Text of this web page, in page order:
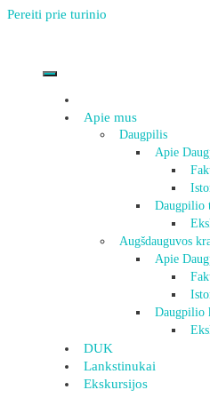
Pereiti prie turinio
Apie mus
Daugpilis
Apie
Daugpilio
Augšdauguvos
Apie
Daugpilio
DUK
Lankstinukai
Ekskursijos